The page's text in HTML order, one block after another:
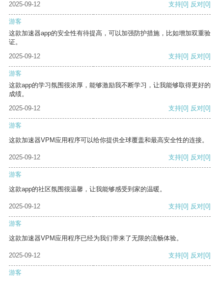
2025-09-12 支持[0] 反对[0]
游客
这款加速器app的安全性有待提高，可以加强防护措施，比如增加双重验
证。
2025-09-12
支持[0] 反对[0]
游客
这款app的学习氛围很浓厚，能够激励我不断学习，让我能够取得更好的
成绩。
2025-09-12
支持[0] 反对[0]
游客
这款加速器VPM应用程序可以给你提供全球覆盖和最高安全性的连接。
2025-09-12 支持[0] 反对[0]
游客
这款app的社区氛围很温馨，让我能够感受到家的温暖。
2025-09-12 支持[0] 反对[0]
游客
这款加速器VPM应用程序已经为我们带来了无限的流畅体验。
2025-09-12 支持[0] 反对[0]
游客